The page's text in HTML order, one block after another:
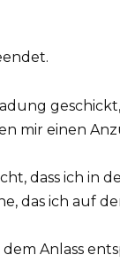
mir einen
dass ich in
das ich auf
Anlass